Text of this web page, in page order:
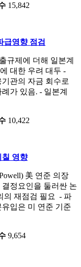
15,842
급영향 점검
규제에 더해 일본계
대한 우려 대두 -
관의 자금 회수로
가 있음. - 일본계
10,422
칠 영향
美 연준 의장
정요인을 둘러싼 논
의 재점검 필요 - 파
입은 미 연준 기준
9,654